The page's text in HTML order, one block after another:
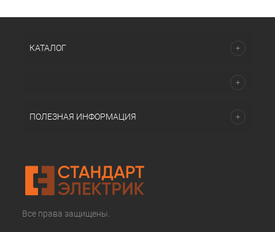
КАТАЛОГ
ПОЛЕЗНАЯ ИНФОРМАЦИЯ
Все права защищены.